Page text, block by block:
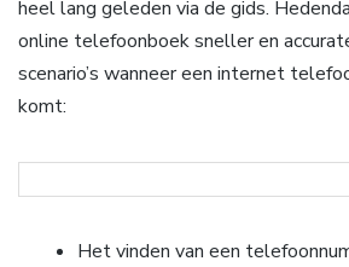
heel lang geleden via de gids.
online telefoonboek sneller en
scenario’s wanneer een internet
komt:
Het vinden van een